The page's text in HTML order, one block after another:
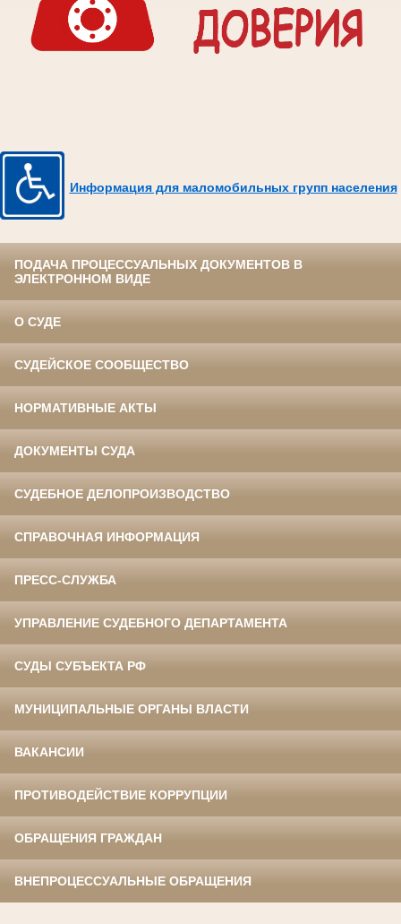
Информация для маломобильных групп населения
ПОДАЧА ПРОЦЕССУАЛЬНЫХ ДОКУМЕНТОВ В
ЭЛЕКТРОННОМ ВИДЕ
О СУДЕ
СУДЕЙСКОЕ СООБЩЕСТВО
НОРМАТИВНЫЕ АКТЫ
ДОКУМЕНТЫ СУДА
СУДЕБНОЕ ДЕЛОПРОИЗВОДСТВО
СПРАВОЧНАЯ ИНФОРМАЦИЯ
ПРЕСС-СЛУЖБА
УПРАВЛЕНИЕ СУДЕБНОГО ДЕПАРТАМЕНТА
СУДЫ СУБЪЕКТА РФ
МУНИЦИПАЛЬНЫЕ ОРГАНЫ ВЛАСТИ
ВАКАНСИИ
ПРОТИВОДЕЙСТВИЕ КОРРУПЦИИ
ОБРАЩЕНИЯ ГРАЖДАН
ВНЕПРОЦЕССУАЛЬНЫЕ ОБРАЩЕНИЯ